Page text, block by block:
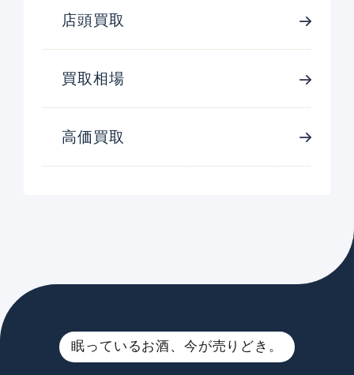
店頭買取
買取相場
高価買取
眠っているお酒、今が売りどき。